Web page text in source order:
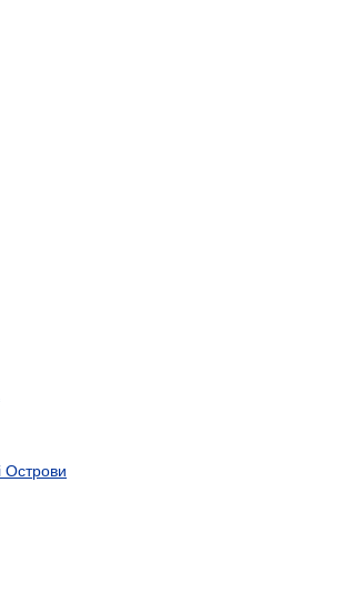
Острови